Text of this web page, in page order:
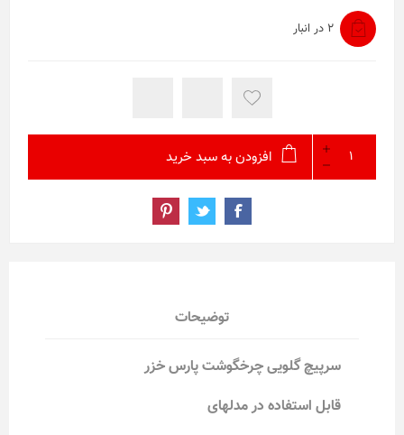
2 در انبار
افزودن به سبد خرید
توضیحات
سرپیچ گلویی چرخگوشت پارس خزر
قابل استفاده در مدلهای